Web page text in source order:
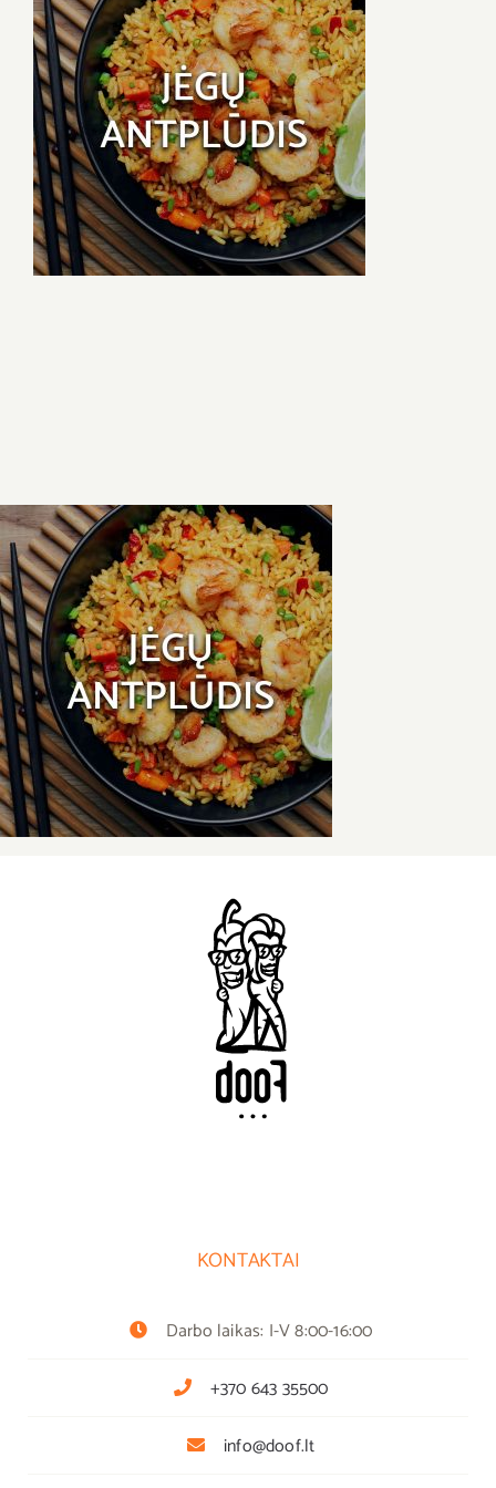
Naujienos
D.U.K
Sąlygos ir taisyklės
Kontaktai
KONTAKTAI
Darbo laikas: I-V 8:00-16:00
+370 643 35500
info@doof.lt